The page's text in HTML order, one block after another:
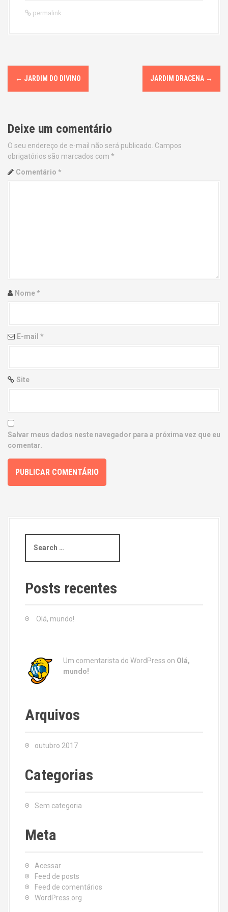
permalink
P
o
t
n
a
i
n
← JARDIM DO DIVINO JARDIM DRACENA →
Deixe um comentário
O seu endereço de e-mail não será publicado. Campos
obrigatórios são marcados com *
Comentário *
Nome*
E-mail *
Site
Salvar meus dados neste navegador para a próxima vez que eu
comentar.
a
c
h
Posts recentes
Olá, mundo!
Um comentarista do WordPress on Olá,
mundo!
Arquivos
outubro 2017
Categorias
Sem categoria
Meta
Acessar
Feed de posts
Feed de comentários
WordPress.org